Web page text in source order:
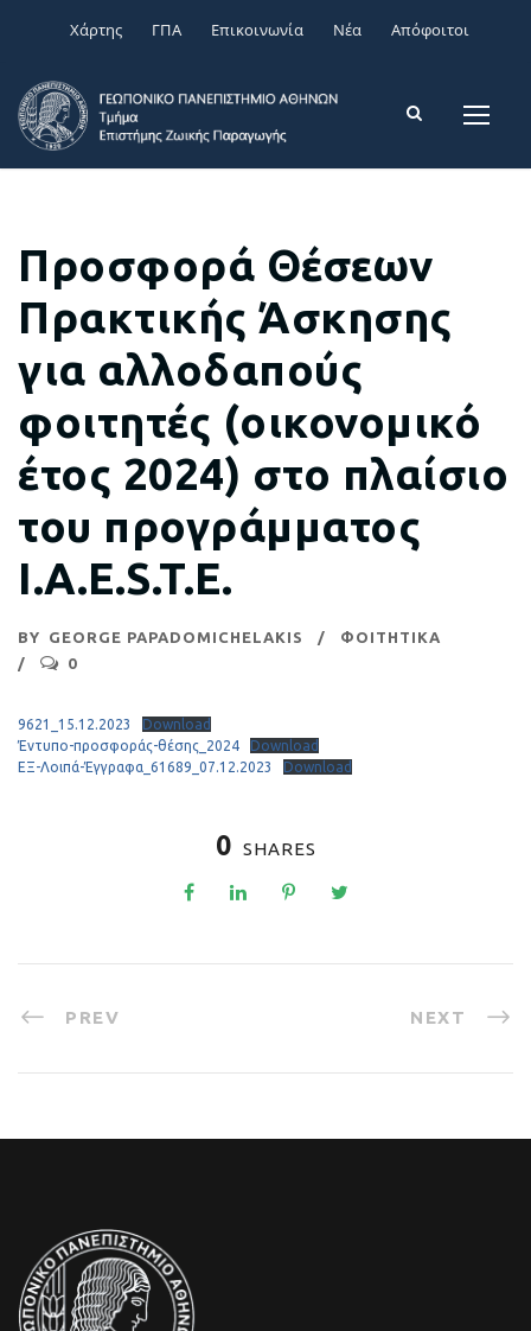
Χάρτης ΓΠΑ Επικοινωνία Νέα Απόφοιτοι
Προσφορά Θέσεων
Πρακτικής Άσκησης
για αλλοδαπούς
φοιτητές (οικονομικό
έτος 2024) στο πλαίσιο
του προγράμματος
Ι.Α.Ε.S.T.E.
BY GEORGE PAPADOMICHELAKIS
ΦΟΙΤΗΤΙΚΑ
0
9621_15.12.2023
Download
Έντυπο-προσφοράς-θέσης_2024
Download
ΕΞ-Λοιπά-Έγγραφα_61689_07.12.2023
Download
0 SHARES
PREV NEXT